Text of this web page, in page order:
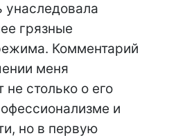
унаследовала
грязные
Комментарий
меня
не столько о его
и
но в первую